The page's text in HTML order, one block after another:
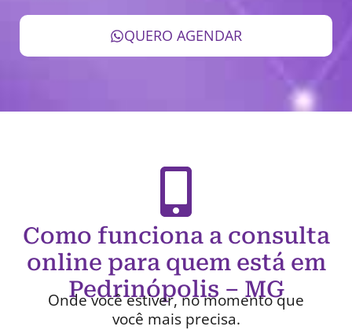
QUERO AGENDAR
Como funciona a consulta
online para quem está em
Pedrinópolis – MG
Onde você estiver, no momento que
você mais precisa.